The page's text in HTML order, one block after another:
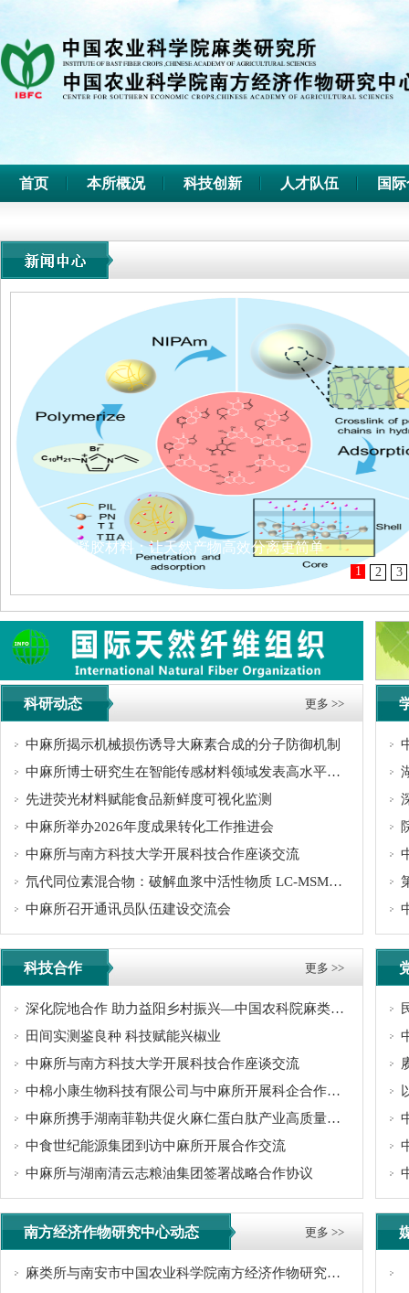
首页 本所概况 科技创新 人才队伍 国
新型微凝胶材料：让天然产物高效分离更简单
1 2 3
科研动态 更多 >>
中麻所揭示机械损伤诱导大麻素合成的分子防御机制
中麻所博士研究生在智能传感材料领域发表高水平综述论文
先进荧光材料赋能食品新鲜度可视化监测
中麻所举办2026年度成果转化工作推进会
中麻所与南方科技大学开展科技合作座谈交流
氘代同位素混合物：破解血浆中活性物质 LC-MSMS 内标应用难题
中麻所召开通讯员队伍建设交流会
科技合作 更多 >>
深化院地合作 助力益阳乡村振兴—中国农科院麻类研究所专家团赴益阳市交流...
田间实测鉴良种 科技赋能兴椒业
中麻所与南方科技大学开展科技合作座谈交流
中棉小康生物科技有限公司与中麻所开展科企合作洽谈
中麻所携手湖南菲勒共促火麻仁蛋白肽产业高质量发展
中食世纪能源集团到访中麻所开展合作交流
中麻所与湖南清云志粮油集团签署战略合作协议
南方经济作物研究中心动态 更多 >>
麻类所与南安市中国农业科学院南方经济作物研究中心签订项目合作协议